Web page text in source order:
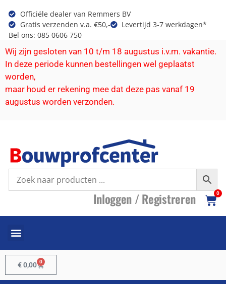
Officiële dealer van Remmers BV
Gratis verzenden v.a. €50,-
Levertijd 3-7 werkdagen*
Bel ons: 085 0606 750
Wij zijn gesloten van 10 t/m 18 augustus i.v.m. vakantie.
In deze periode kunnen bestellingen wel geplaatst
worden,
maar houd er rekening mee dat deze pas vanaf 19
augustus worden verzonden.
Inloggen /Registreren 0
€0,00 0